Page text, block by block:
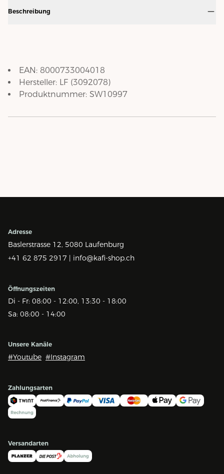
Beschreibung
EAN: 8000733004018
Hersteller: LF (3092078)
Produktnummer: SW10997
Adresse
Baslerstrasse 12, 5080 Laufenburg
+41 62 875 2917 | info@kafi-shop.ch
Öffnungszeiten
Di - Fr: 08:00 - 12:00, 13:30 - 18:00
Sa: 08:00 - 14:00
Unsere Kanäle
#Youtube #Instagram
Zahlungsarten
Versandarten